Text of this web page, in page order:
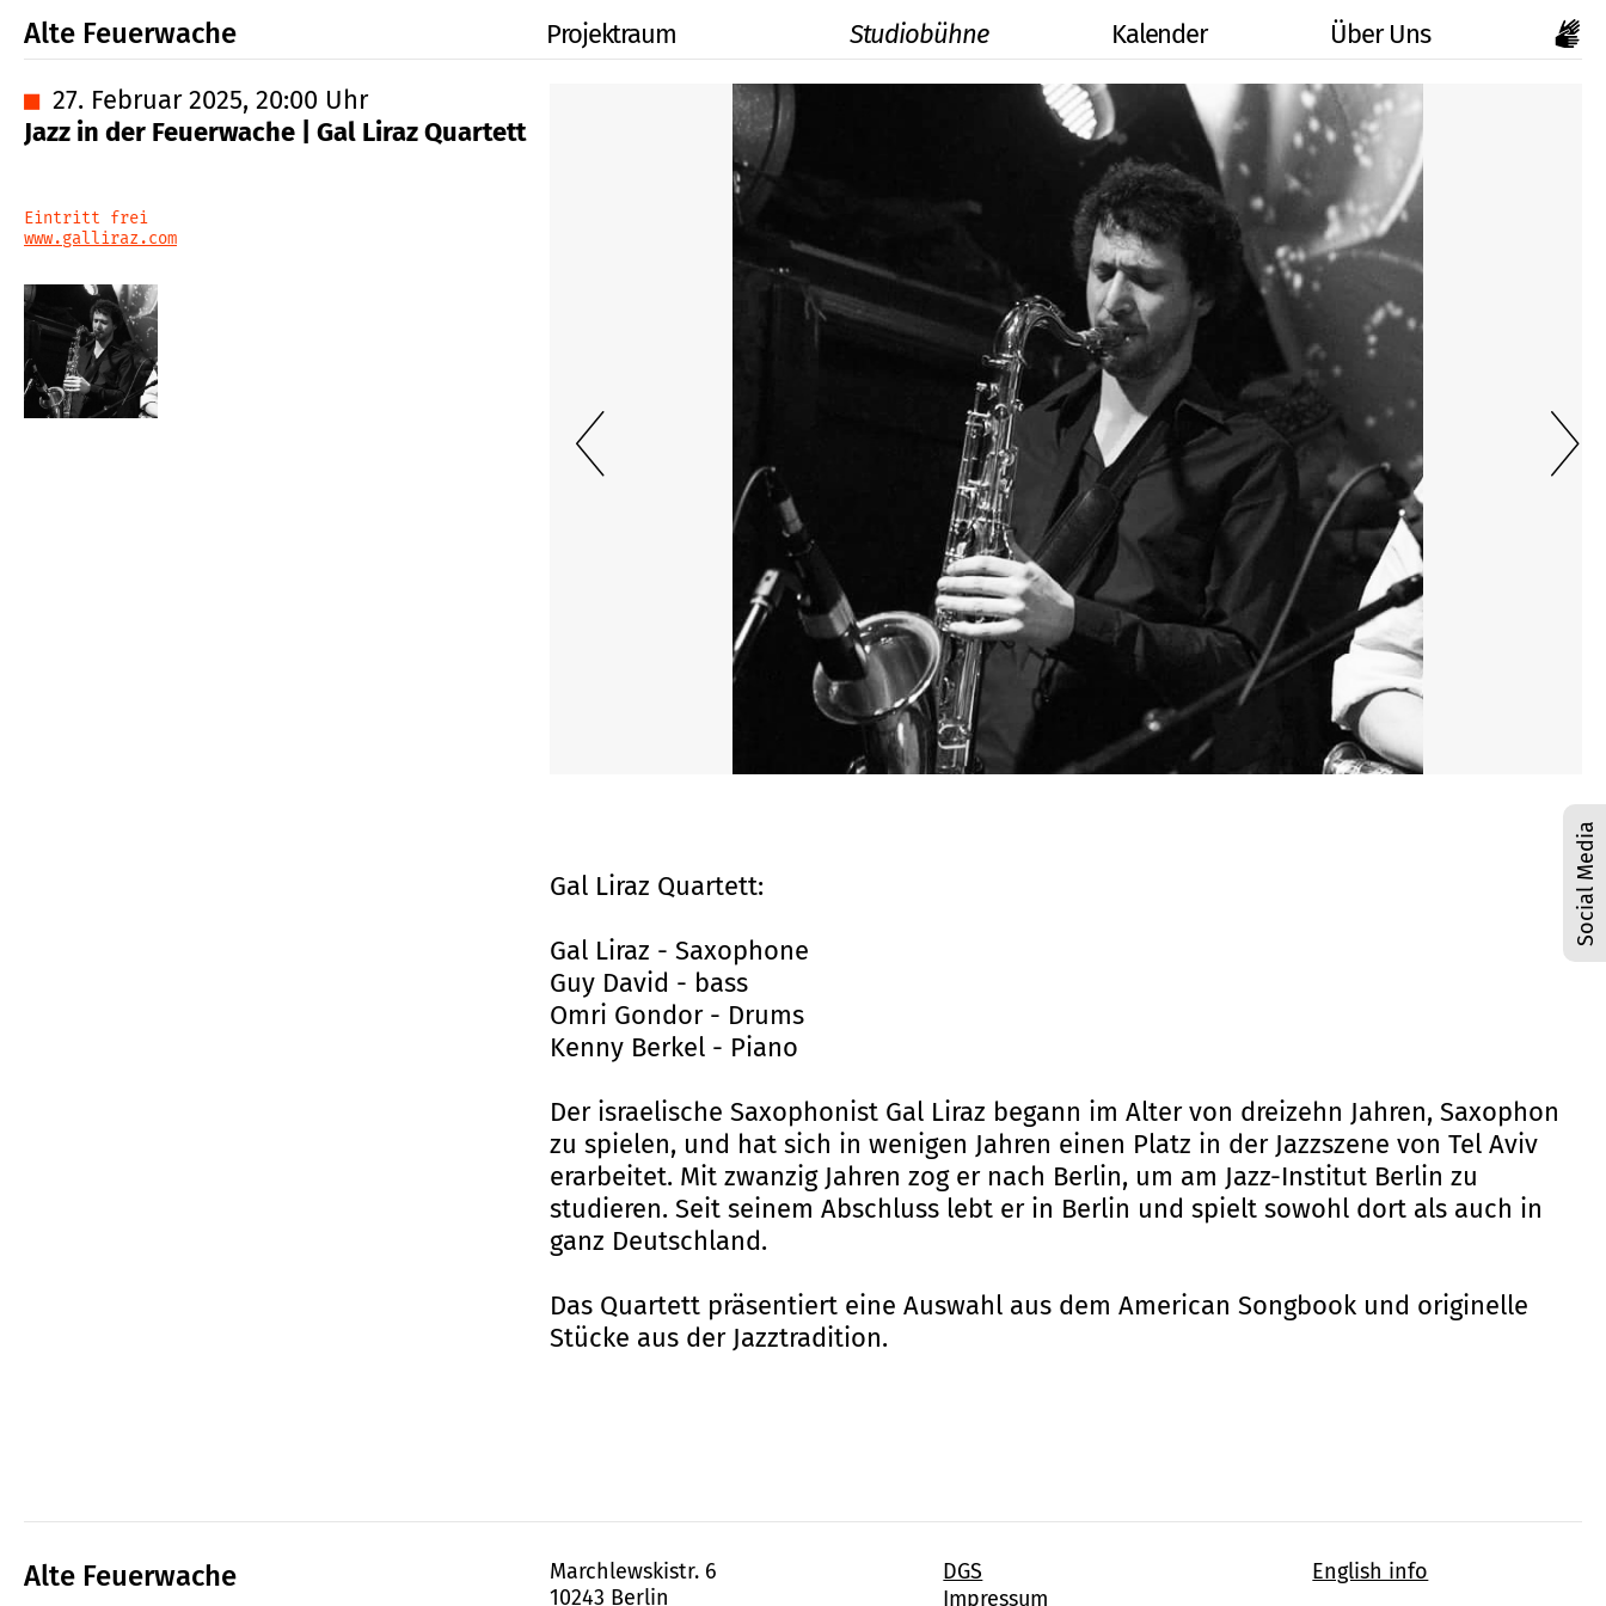
Alte Feuerwache Projektraum Studiobühne Kalender Über Uns
Social Media
■ 27. Februar 2025, 20:00 Uhr
Jazz in der Feuerwache | Gal Liraz Quartett
Eintritt frei
www.galliraz.com
Gal Liraz Quartett:
Gal Liraz - Saxophone
Guy David - bass
Omri Gondor - Drums
Kenny Berkel - Piano
Der israelische Saxophonist Gal Liraz begann im Alter von dreizehn Jahren, Saxophon
zu spielen, und hat sich in wenigen Jahren einen Platz in der Jazzszene von Tel Aviv
erarbeitet. Mit zwanzig Jahren zog er nach Berlin, um am Jazz-Institut Berlin zu
studieren. Seit seinem Abschluss lebt er in Berlin und spielt sowohl dort als auch in
ganz Deutschland.
Das Quartett präsentiert eine Auswahl aus dem American Songbook und originelle
Stücke aus der Jazztradition.
Alte Feuerwache
Marchlewskistr. 6
10243 Berlin
DGS
Impressum
English info